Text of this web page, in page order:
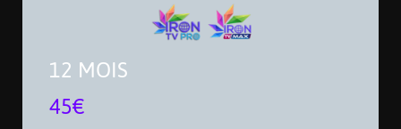
12 MOIS
45€